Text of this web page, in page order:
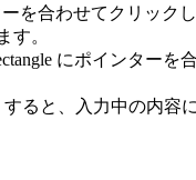
を合わせてクリック
す。
にポインター
ると、入力中の内